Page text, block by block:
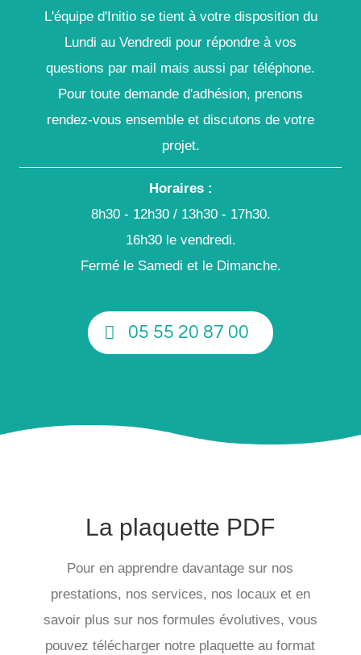
L'équipe d'Initio se tient à votre disposition du
Lundi au Vendredi pour répondre à vos
questions par mail mais aussi par téléphone.
Pour toute demande d'adhésion, prenons
rendez-vous ensemble et discutons de votre
projet.
Horaires :
8h30 - 12h30 / 13h30 - 17h30.
16h30 le vendredi.
Fermé le Samedi et le Dimanche.
05 55 20 87 00
La plaquette PDF
Pour en apprendre davantage sur nos
prestations, nos services, nos locaux et en
savoir plus sur nos formules évolutives, vous
pouvez télécharger notre plaquette au format